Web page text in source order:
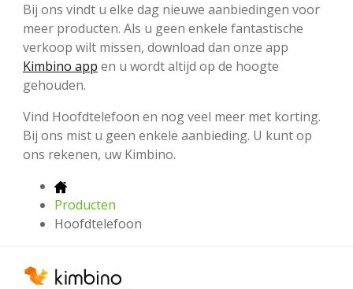
Bij ons vindt u elke dag nieuwe aanbiedingen voor
meer producten. Als u geen enkele fantastische
verkoop wilt missen, download dan onze app
Kimbino app en u wordt altijd op de hoogte
gehouden.
Vind Hoofdtelefoon en nog veel meer met korting.
Bij ons mist u geen enkele aanbieding. U kunt op
ons rekenen, uw Kimbino.
Producten
Hoofdtelefoon